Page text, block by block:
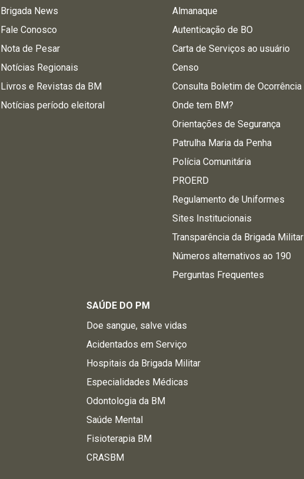
Brigada News
Fale Conosco
Nota de Pesar
Notícias Regionais
Livros e Revistas da BM
Notícias período eleitoral
Almanaque
Autenticação de BO
Carta de Serviços ao usuário
Censo
Consulta Boletim de Ocorrência
Onde tem BM?
Orientações de Segurança
Patrulha Maria da Penha
Polícia Comunitária
PROERD
Regulamento de Uniformes
Sites Institucionais
Transparência da Brigada Militar
Números alternativos ao 190
Perguntas Frequentes
SAÚDE DO PM
Doe sangue, salve vidas
Acidentados em Serviço
Hospitais da Brigada Militar
Especialidades Médicas
Odontologia da BM
Saúde Mental
Fisioterapia BM
CRASBM